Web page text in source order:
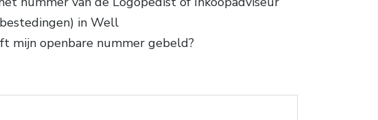
in Well
mijn openbare nummer gebeld?